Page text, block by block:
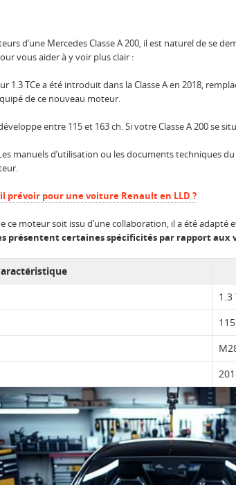
d’une Mercedes Classe A 200, il est naturel de se
vous aider à y voir plus clair :
1.3 TCe a été introduit dans la Classe A en 2018,
de ce nouveau moteur.
entre 115 et 163 ch. Si votre Classe A 200 se
manuels d’utilisation ou les documents techniques
prévoir pour une voiture Renault en LLD ?
moteur soit issu d’une collaboration, il a été
présentent certaines spécificités par rapport aux
1.3